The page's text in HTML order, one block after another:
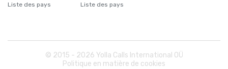
Liste des pays Liste des pays
© 2015 - 2026 Yolla Calls International OÜ
Politique en matière de cookies